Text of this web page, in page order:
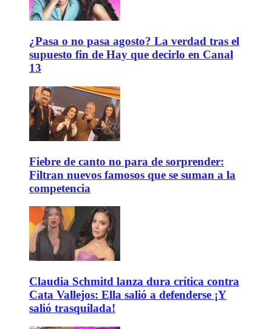
¿Pasa o no pasa agosto? La verdad tras el
supuesto fin de Hay que decirlo en Canal
13
Fiebre de canto no para de sorprender:
Filtran nuevos famosos que se suman a la
competencia
Claudia Schmitd lanza dura crítica contra
Cata Vallejos: Ella salió a defenderse ¡Y
salió trasquilada!